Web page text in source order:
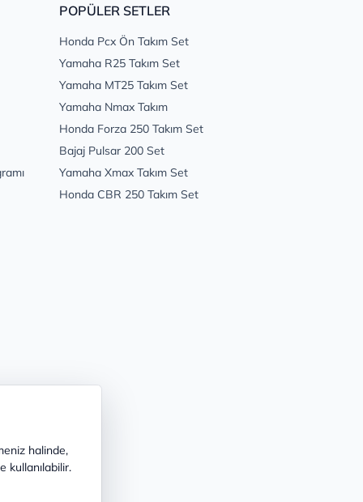
halinde,
kullanılabilir.
POPÜLER SETLER
Honda Pcx Ön Takım Set
Yamaha R25 Takım Set
Yamaha MT25 Takım Set
Yamaha Nmax Takım
Honda Forza 250 Takım Set
Bajaj Pulsar 200 Set
Yamaha Xmax Takım Set
Honda CBR 250 Takım Set